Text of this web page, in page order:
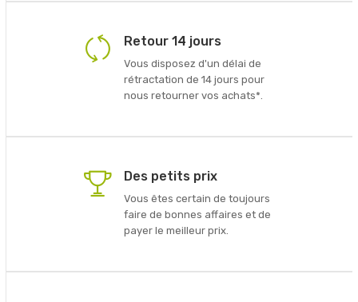
Retour 14 jours
Vous disposez d'un délai de
rétractation de 14 jours pour
nous retourner vos achats*.
Des petits prix
Vous êtes certain de toujours
faire de bonnes affaires et de
payer le meilleur prix.